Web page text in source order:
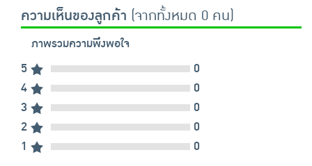
ความเห็นของลูกค้า (จากทั้งหมด 0 คน)
ภาพรวมความพึงพอใจ
5
0
4
0
3
0
2
0
1
0